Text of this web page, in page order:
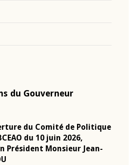
du Gouverneur
du Comité de Politique
du 10 juin 2026,
Président Monsieur Jean-